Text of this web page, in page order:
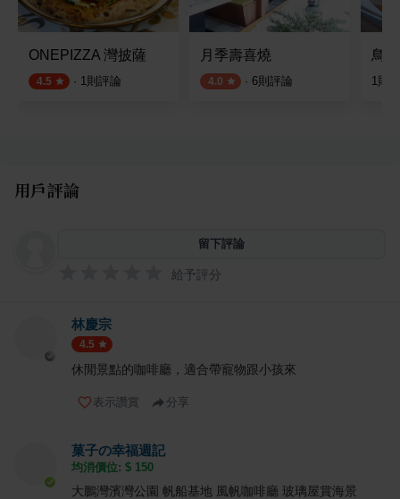
ONEPIZZA 灣披薩
4.5 · 1則評論
月季壽喜燒
4.0 · 6則評論
鳥
1則
用戶評論
留下評論
給予評分
林慶宗
4.5
休閒景點的咖啡廳，適合帶寵物跟小孩來
表示讚賞 分享
菓子の幸福週記
均消價位: $ 150
大鵬灣濱灣公園 帆船基地 風帆咖啡廳 玻璃屋賞海景